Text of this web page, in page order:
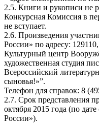
2.5. Книги и рукописи не
Конкурсная Комиссия в
не вступает.
2.6. Произведения
России» по адресу:
Культурный центр
художественная студия
Всероссийский
сыновья!»”.
Телефон для справок: 8
2.7. Срок представления
октября 2015 года (по
России»).